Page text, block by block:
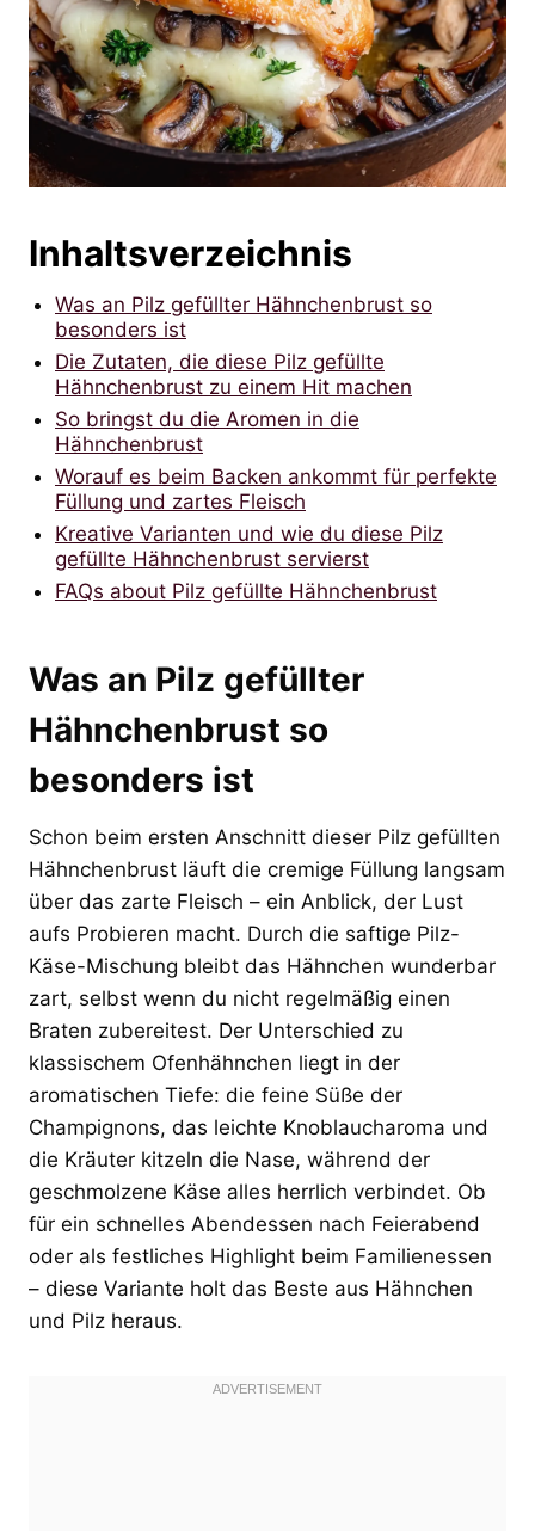
Inhaltsverzeichnis
Was an Pilz gefüllter Hähnchenbrust so
besonders ist
Die Zutaten, die diese Pilz gefüllte
Hähnchenbrust zu einem Hit machen
So bringst du die Aromen in die
Hähnchenbrust
Worauf es beim Backen ankommt für perfekte
Füllung und zartes Fleisch
Kreative Varianten und wie du diese Pilz
gefüllte Hähnchenbrust servierst
FAQs about Pilz gefüllte Hähnchenbrust
Was an Pilz gefüllter
Hähnchenbrust so
besonders ist
Schon beim ersten Anschnitt dieser Pilz gefüllten
Hähnchenbrust läuft die cremige Füllung langsam
über das zarte Fleisch – ein Anblick, der Lust
aufs Probieren macht. Durch die saftige Pilz-
Käse-Mischung bleibt das Hähnchen wunderbar
zart, selbst wenn du nicht regelmäßig einen
Braten zubereitest. Der Unterschied zu
klassischem Ofenhähnchen liegt in der
aromatischen Tiefe: die feine Süße der
Champignons, das leichte Knoblaucharoma und
die Kräuter kitzeln die Nase, während der
geschmolzene Käse alles herrlich verbindet. Ob
für ein schnelles Abendessen nach Feierabend
oder als festliches Highlight beim Familienessen
– diese Variante holt das Beste aus Hähnchen
und Pilz heraus.